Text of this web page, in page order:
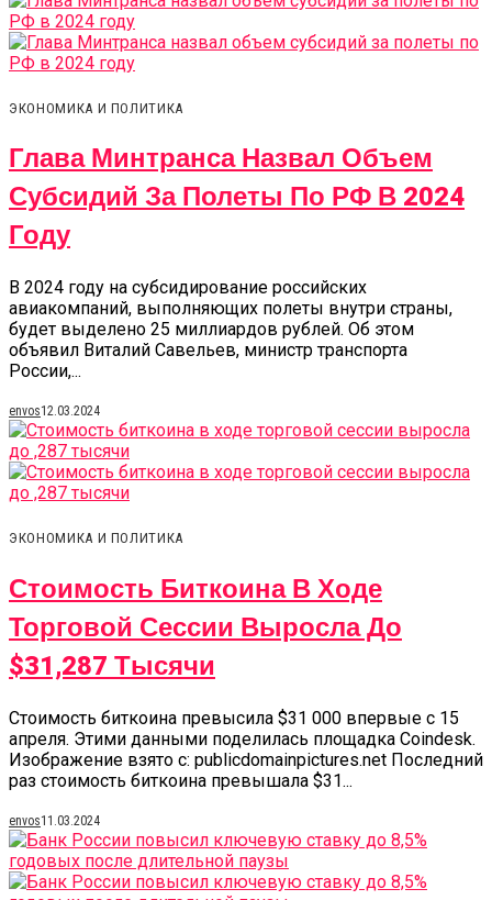
ЭКОНОМИКА И ПОЛИТИКА
Глава Минтранса Назвал Объем
Субсидий За Полеты По РФ В 2024
Году
В 2024 году на субсидирование российских
авиакомпаний, выполняющих полеты внутри страны,
будет выделено 25 миллиардов рублей. Об этом
объявил Виталий Савельев, министр транспорта
России,...
envos12.03.2024
ЭКОНОМИКА И ПОЛИТИКА
Стоимость Биткоина В Ходе
Торговой Сессии Выросла До
$31,287 Тысячи
Стоимость биткоина превысила $31 000 впервые с 15
апреля. Этими данными поделилась площадка Coindesk.
Изображение взято с: publicdomainpictures.net Последний
раз стоимость биткоина превышала $31...
envos11.03.2024